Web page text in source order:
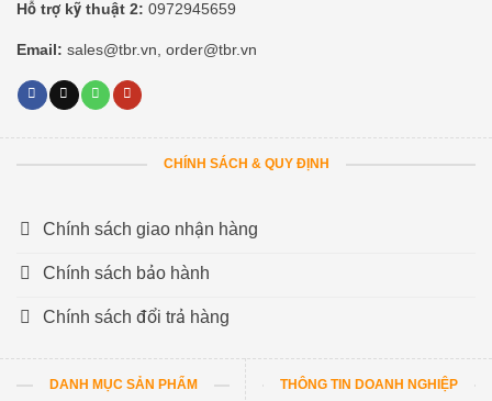
Hỗ trợ kỹ thuật 2: 0972945659
Email: sales@tbr.vn, order@tbr.vn
CHÍNH SÁCH & QUY ĐỊNH
Chính sách giao nhận hàng
Chính sách bảo hành
Chính sách đổi trả hàng
DANH MỤC SẢN PHẨM THÔNG TIN DOANH NGHIỆP